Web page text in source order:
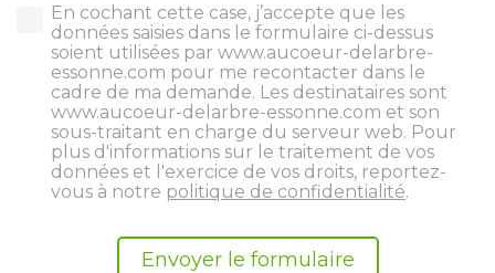
En cochant cette case, j’accepte que les
données saisies dans le formulaire ci-dessus
soient utilisées par www.aucoeur-delarbre-
essonne.com pour me recontacter dans le
cadre de ma demande. Les destinataires sont
www.aucoeur-delarbre-essonne.com et son
sous-traitant en charge du serveur web. Pour
plus d'informations sur le traitement de vos
données et l'exercice de vos droits, reportez-
vous à notre politique de confidentialité.